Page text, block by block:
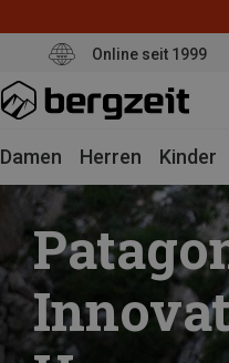
Online seit 1999
Damen Herren Kinder